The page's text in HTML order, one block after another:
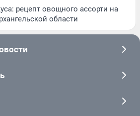
рецепт овощного ассорти на
области